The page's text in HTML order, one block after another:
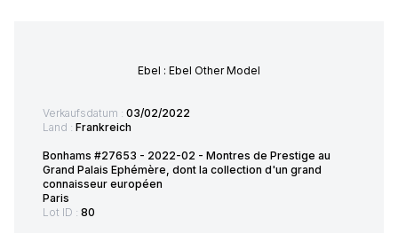
Ebel : Ebel Other Model
Verkaufsdatum : 03/02/2022
Land : Frankreich
Bonhams #27653 - 2022-02 - Montres de Prestige au
Grand Palais Ephémère, dont la collection d'un grand
connaisseur européen
Paris
Lot ID : 80